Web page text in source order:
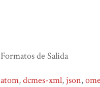
Formatos de Salida
atom,dcmes-xml, json,